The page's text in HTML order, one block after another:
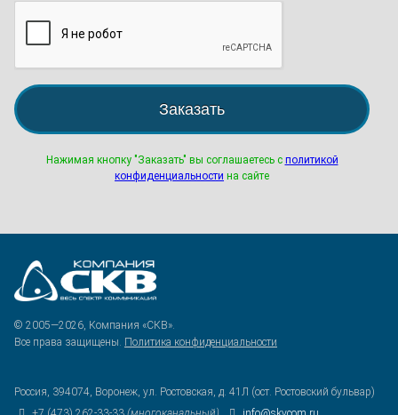
Заказать
Нажимая кнопку "Заказать" вы соглашаетесь с политикой
конфиденциальности на сайте
© 2005—2026, Компания «СКВ».
Все права защищены. Политика конфиденциальности
Россия, 394074, Воронеж, ул. Ростовская, д. 41Л (ост. Ростовский бульвар)